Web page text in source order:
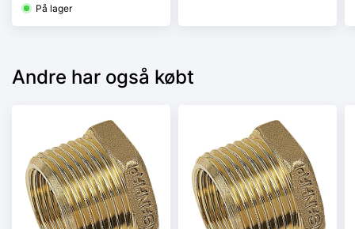
På lager
Andre har også købt